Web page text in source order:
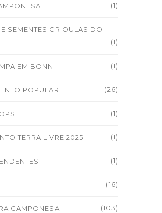
(1)
SEMENTES CRIOULAS DO
(1)
EM BONN (1)
POPULAR (26)
(1)
TERRA LIVRE 2025 (1)
(1)
(16)
CAMPONESA (103)